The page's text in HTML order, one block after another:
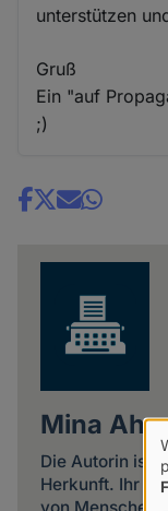
unterstützen
Gruß
Ein "auf
;)
Share
Mina
Die Autorin ist
Herkunft. Ihr